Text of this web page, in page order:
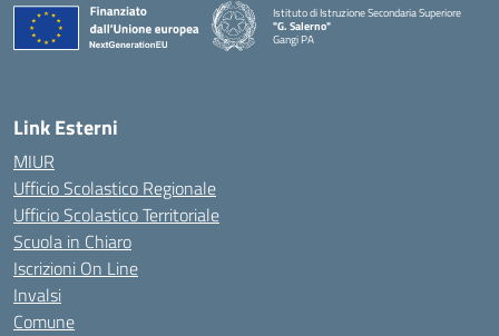
Istituto di Istruzione Secondaria Superiore
"G. Salerno"
Gangi PA
— Visita la pagina iniziale della scuola
Link Esterni
MIUR
Ufficio Scolastico Regionale
Ufficio Scolastico Territoriale
Scuola in Chiaro
Iscrizioni On Line
Invalsi
Comune